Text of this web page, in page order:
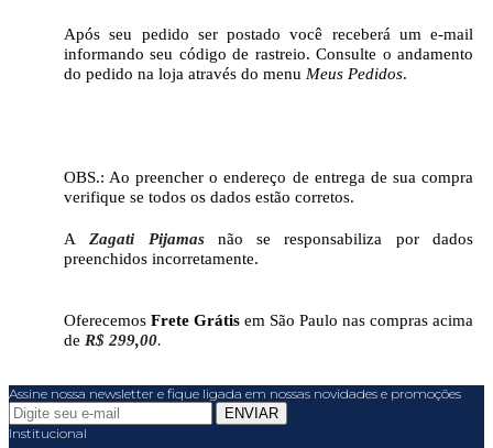
Após seu pedido ser postado você receberá um e-mail
informando seu código de rastreio. Consulte o andamento
do pedido na loja através do menu Meus Pedidos.
OBS.: Ao preencher o endereço de entrega de sua compra
verifique se todos os dados estão corretos.
A Zagati Pijamasnão se responsabiliza por dados
preenchidos incorretamente.
Oferecemos Frete Grátis em São Paulo nas compras acima
de R$ 299,00.
Assine nossa newsletter e fique ligada em nossas novidades e promoções
Institucional